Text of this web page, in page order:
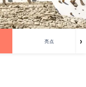
亮点 ›